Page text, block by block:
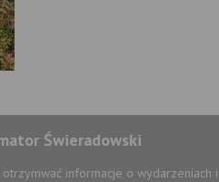
Świeradowski
otrzymwać informacje o wydarzeniach i